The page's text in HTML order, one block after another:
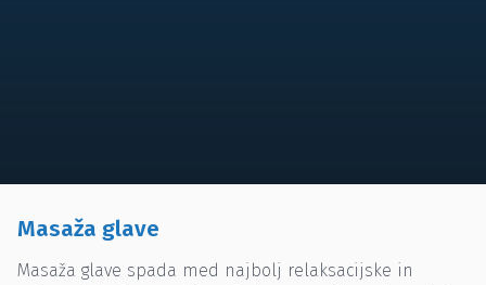
Masaža glave
Masaža glave spada med najbolj relaksacijske in